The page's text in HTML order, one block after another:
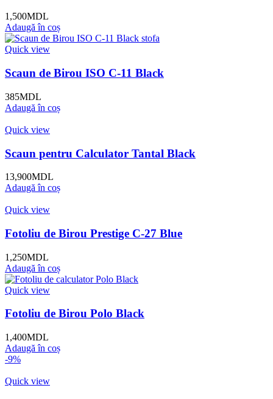
1,500MDL
Adaugă în coș
Quick view
Scaun de Birou ISO C-11 Black
385MDL
Adaugă în coș
Quick view
Scaun pentru Calculator Tantal Black
13,900MDL
Adaugă în coș
Quick view
Fotoliu de Birou Prestige C-27 Blue
1,250MDL
Adaugă în coș
Quick view
Fotoliu de Birou Polo Black
1,400MDL
Adaugă în coș
-9%
Quick view